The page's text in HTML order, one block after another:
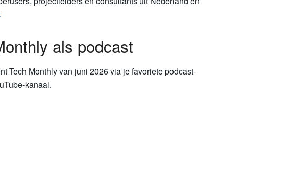
.
als podcast
Tech Monthly van juni 2026 via je favoriete podcast-
kanaal.